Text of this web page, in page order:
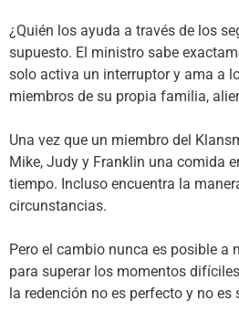
¿Quién los ayuda a través de los
supuesto. El ministro sabe
solo activa un interruptor y ama a
miembros de su propia familia,
Una vez que un miembro del
Mike, Judy y Franklin una comida
tiempo. Incluso encuentra la
circunstancias.
Pero el cambio nunca es posible a
para superar los momentos
la redención no es perfecto y no